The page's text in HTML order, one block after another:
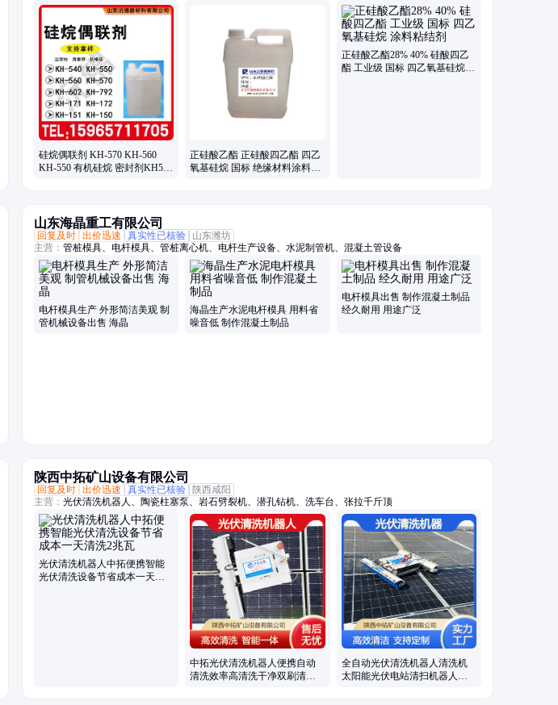
硅烷偶联剂 KH-570 KH-560
KH-550 有机硅烷 密封剂KH570
正硅酸乙酯 正硅酸四乙酯 四乙
氧基硅烷 国标 绝缘材料涂料处
正硅酸乙酯28% 40% 硅酸四乙
酯 工业级 国标 四乙氧基硅烷
山东海晶重工有限公司
回复及时 出价迅速 真实性已核验
山东潍坊
主营： 管桩模具、电杆模具、管桩离心机、电杆生产设备、水泥制管机、混凝土管设备
电杆模具生产 外形简洁美观 制
管机械设备出售 海晶
海晶生产水泥电杆模具 用料省
噪音低 制作混凝土制品
电杆模具出售 制作混凝土制品
经久耐用 用途广泛
陕西中拓矿山设备有限公司
回复及时 出价迅速 真实性已核验
陕西咸阳
主营： 光伏清洗机器人、陶瓷柱塞泵、岩石劈裂机、潜孔钻机、洗车台、张拉千斤顶
光伏清洗机器人中拓便携智能
光伏清洗设备节省成本一天清
中拓光伏清洗机器人便携自动
清洗效率高清洗干净双刷清洗
全自动光伏清洗机器人清洗机
太阳能光伏电站清扫机器人便